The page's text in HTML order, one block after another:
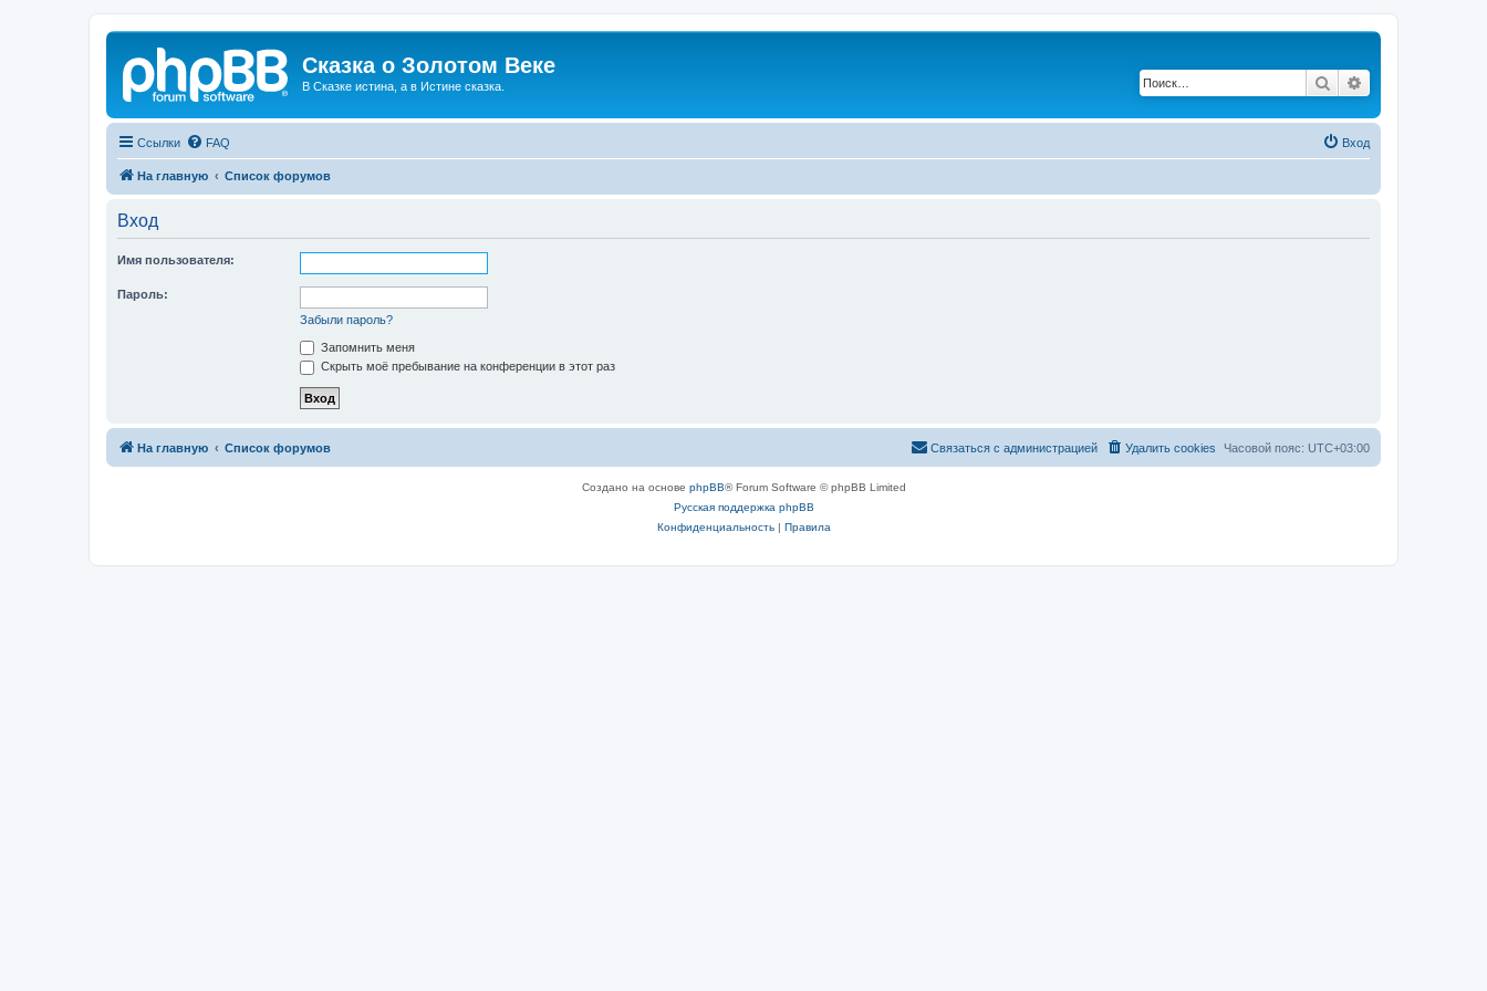
Сказка о Золотом Веке
В Сказке истина, а в Истине сказка. Поиск
Ссылки FAQ Вход
На главную Список форумов
Вход
Имя пользователя:
Пароль:
Забыли пароль?
Запомнить меня
Скрыть моё пребывание на конференции в этот раз
На главную Список форумов Часовой пояс: UTC+03:00
Удалить cookies
Связаться с администрацией
Создано на основе phpBB® Forum Software © phpBB Limited
Русская поддержка phpBB
Конфиденциальность| Правила